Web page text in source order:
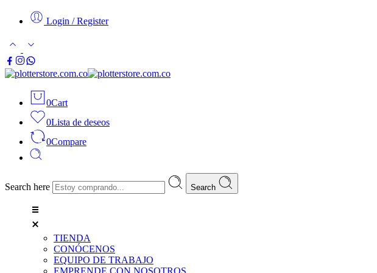
Login / Register
0Cart
0Lista de deseos
0Compare
Search here Search
TIENDA
CONÓCENOS
EQUIPO DE TRABAJO
EMPRENDE CON NOSOTROS